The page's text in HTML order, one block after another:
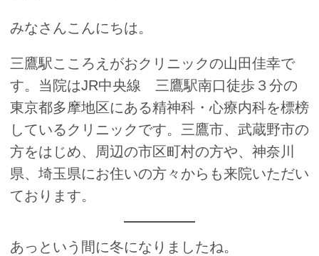
みなさんこんにちは。
三鷹駅こころえがおクリニックの山田佳幸で
す。当院はJR中央線 三鷹駅南口徒歩３分の
東京都多摩地区にある精神科・心療内科を標榜
しているクリニックです。三鷹市、武蔵野市の
方をはじめ、周辺の市区町村の方や、神奈川
県、埼玉県にお住いの方々からも来院いただい
ております。
あっという間に冬になりましたね。